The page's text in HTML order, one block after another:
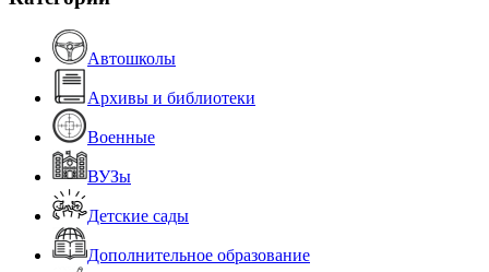
Автошколы
Архивы и библиотеки
Военные
ВУЗы
Детские сады
Дополнительное образование